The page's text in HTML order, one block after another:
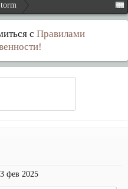
с Правилами
фев 2025